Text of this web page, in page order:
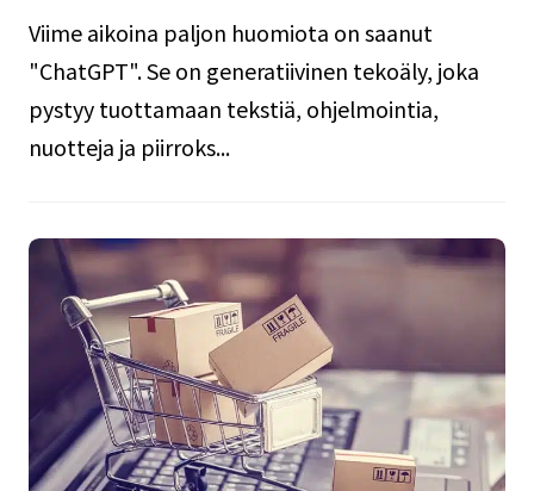
Viime aikoina paljon huomiota on saanut
"ChatGPT". Se on generatiivinen tekoäly, joka
pystyy tuottamaan tekstiä, ohjelmointia,
nuotteja ja piirroks...